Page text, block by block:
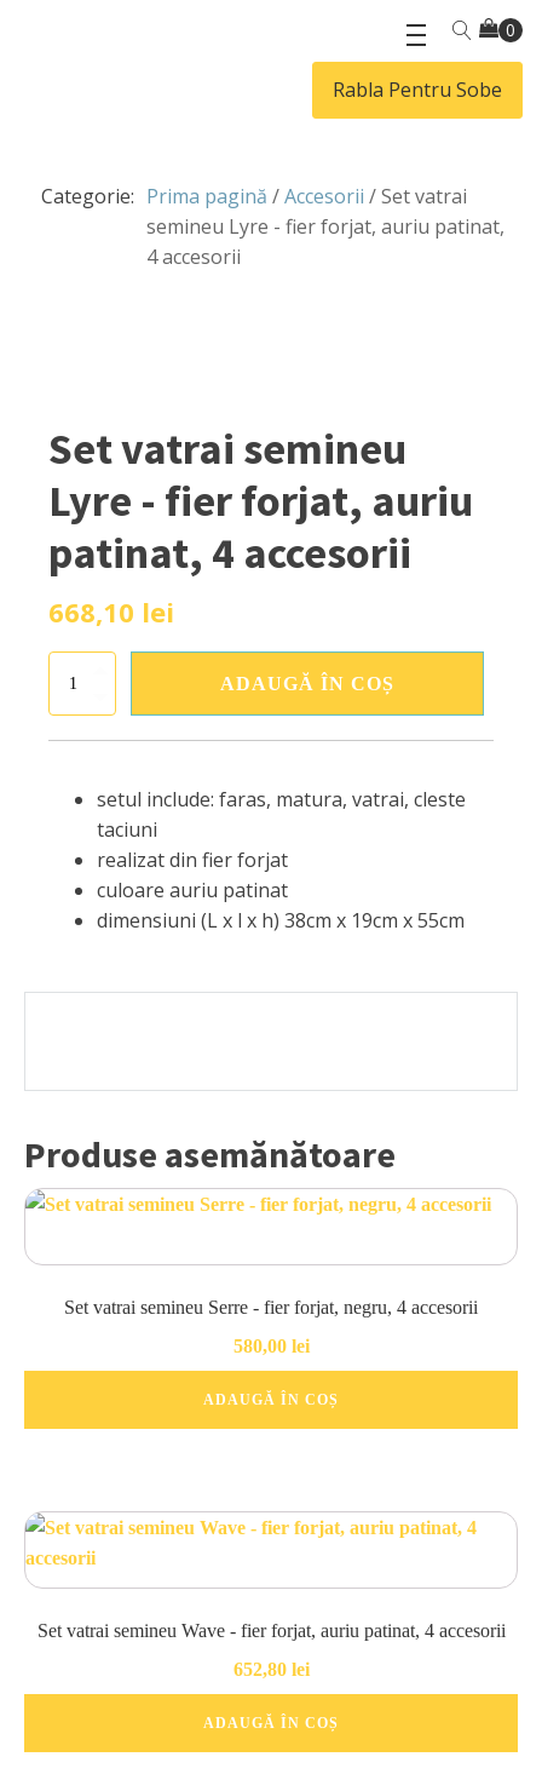
Rabla Pentru Sobe
Categorie: Prima pagină /Accesorii / Set vatrai
semineu Lyre - fier forjat, auriu patinat,
4 accesorii
Set vatrai semineu
Lyre - fier forjat, auriu
patinat, 4 accesorii
668,10 lei
vatrai
semineu
auriu
accesorii
ADAUGĂ ÎN COȘ
setul include: faras, matura, vatrai, cleste
taciuni
realizat din fier forjat
culoare auriu patinat
dimensiuni (L x l x h) 38cm x 19cm x 55cm
Produse asemănătoare
Set vatrai semineu Serre - fier forjat, negru, 4 accesorii
580,00 lei
ADAUGĂ ÎN COȘ
Set vatrai semineu Wave - fier forjat, auriu patinat, 4 accesorii
652,80 lei
ADAUGĂ ÎN COȘ